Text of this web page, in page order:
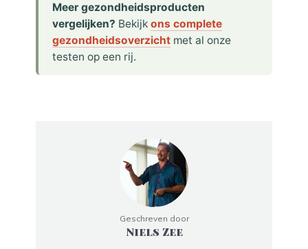
Meer gezondheidsproducten
vergelijken? Bekijk ons complete
gezondheidsoverzicht met al onze
testen op een rij.
Geschreven door
Niels Zee